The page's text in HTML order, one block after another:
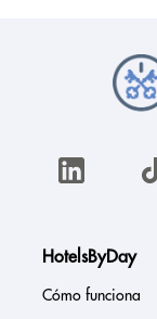
HotelsByDay
Cómo funciona